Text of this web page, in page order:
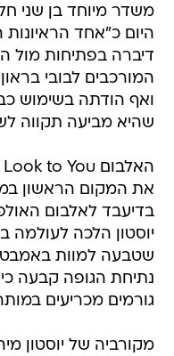
משדר מיוחד בן שני
היום כ"אחד הראיונות
דיברה בפתיחות מול
המורכבים לבובי
ואף הודתה בשימוש
שהיא מביעה תקווה
בדיעבד לאלבום
שטבעה למוות
נתיחת הגופה קבעה
גורמים מכריעים
מקורביה של יוסטון